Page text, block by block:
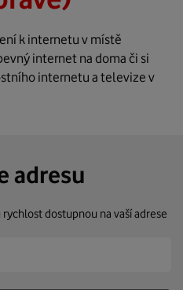
k internetu v místě
internet na doma či si
internetu a televize v
adresu
dostupnou na vaší adrese